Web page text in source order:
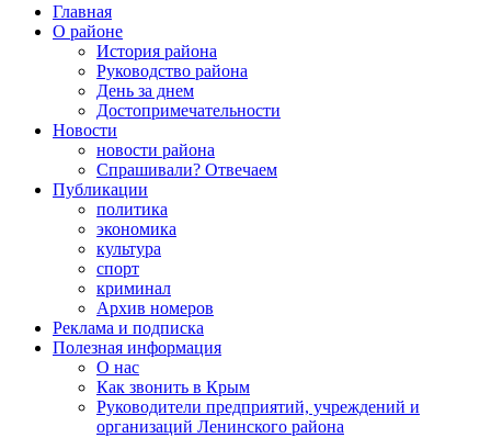
Главная
О районе
История района
Руководство района
День за днем
Достопримечательности
Новости
новости района
Спрашивали? Отвечаем
Публикации
политика
экономика
культура
спорт
криминал
Архив номеров
Реклама и подписка
Полезная информация
О нас
Как звонить в Крым
Руководители предприятий, учреждений и
организаций Ленинского района